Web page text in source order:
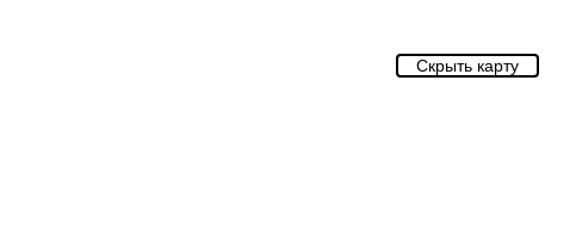
Скрыть карту